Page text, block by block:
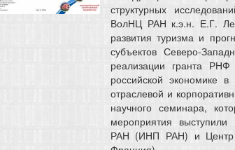
структурных
ВолНЦ РАН к.э.н. Е.Г.
развития туризма и
субъектов Северо-
реализации гранта
российской экономике в
отраслевой и
научного семинара,
мероприятия выступили
РАН (ИНП РАН) и Центр